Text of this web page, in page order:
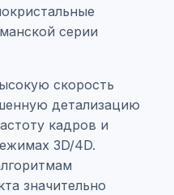
серии
скорость
детализацию
кадров и
3D/4D.
значительно